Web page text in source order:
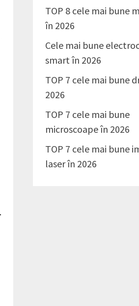
TOP 8 cele mai bune
în 2026
Cele mai bune
smart în 2026
TOP 7 cele mai bune
2026
TOP 7 cele mai bune
microscoape în 2026
TOP 7 cele mai bune
laser în 2026